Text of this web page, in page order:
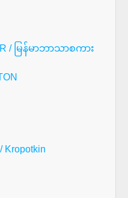
/ မြန်မာဘာသာစကား
Kropotkin